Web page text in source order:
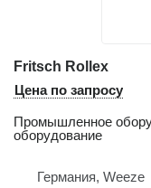
Fritsch Rollex
Цена по запросу
Промышленное
оборудование
Германия, Weeze